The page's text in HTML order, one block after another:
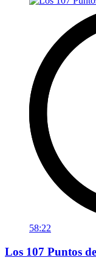
58:22
Los 107 Puntos